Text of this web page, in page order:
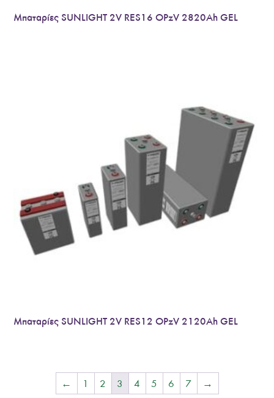
Μπαταρίες SUNLIGHT 2V RES16 OPzV 2820Ah GEL
Μπαταρίες SUNLIGHT 2V RES12 OPzV 2120Ah GEL
← 1 2 3 4 5 6 7 →